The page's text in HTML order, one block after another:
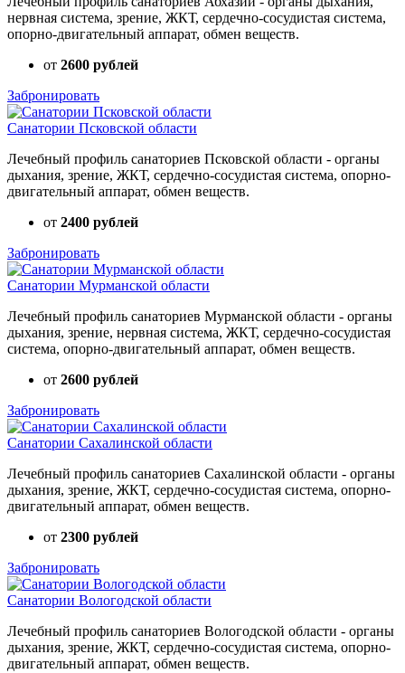
нервная система, зрение, ЖКТ, сердечно-сосудистая система,
опорно-двигательный аппарат, обмен веществ.
от 2600 рублей
Забронировать
Санатории Псковской области
Лечебный профиль санаториев Псковской области - органы
дыхания, зрение, ЖКТ, сердечно-сосудистая система, опорно-
двигательный аппарат, обмен веществ.
от 2400 рублей
Забронировать
Санатории Мурманской области
Лечебный профиль санаториев Мурманской области - органы
дыхания, зрение, нервная система, ЖКТ, сердечно-сосудистая
система, опорно-двигательный аппарат, обмен веществ.
от 2600 рублей
Забронировать
Санатории Сахалинской области
Лечебный профиль санаториев Сахалинской области - органы
дыхания, зрение, ЖКТ, сердечно-сосудистая система, опорно-
двигательный аппарат, обмен веществ.
от 2300 рублей
Забронировать
Санатории Вологодской области
Лечебный профиль санаториев Вологодской области - органы
дыхания, зрение, ЖКТ, сердечно-сосудистая система, опорно-
двигательный аппарат, обмен веществ.